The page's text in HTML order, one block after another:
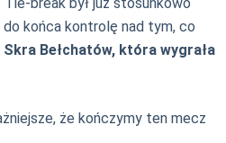
break był już stosunkowo
końca kontrolę nad tym, co
Skra Bełchatów, która wygrała
że kończymy ten mecz